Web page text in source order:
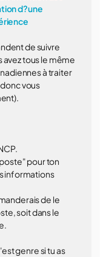
d?une
de suivre
tous le même
à traiter
vous
pour ton
informations
de le
soit dans le
genre si tu as